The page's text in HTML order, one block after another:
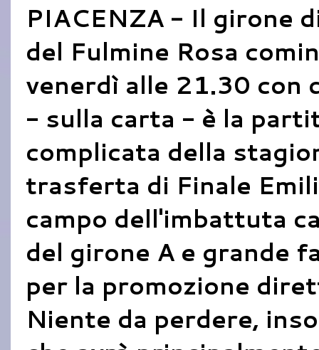
PIACENZA - Il girone
del Fulmine Rosa
venerdì alle 21.30 con
- sulla carta - è la
complicata della
trasferta di Finale
campo dell'imbattuta
del girone A e grande
per la promozione
Niente da perdere,